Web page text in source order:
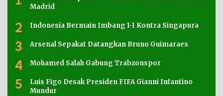
Madrid
2 Indonesia Bermain Imbang 1-1 Kontra Singapura
3 Arsenal Sepakat Datangkan Bruno Guimaraes
4 Mohamed Salah Gabung Trabzonspor
5
Luis Figo Desak Presiden FIFA Gianni Infantino
Mundur